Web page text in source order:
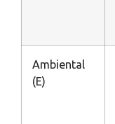
Ambiental
(E)